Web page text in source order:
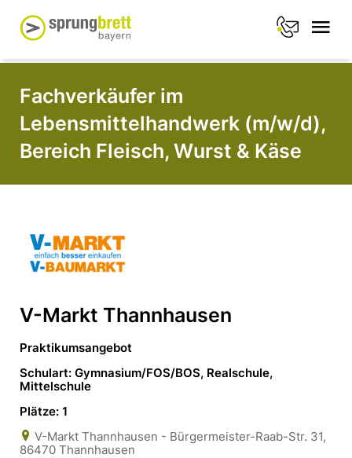
Fachverkäufer im
Lebensmittelhandwerk (m/w/d),
Bereich Fleisch, Wurst & Käse
V-Markt Thannhausen
Praktikumsangebot
Schulart: Gymnasium/FOS/BOS, Realschule,
Mittelschule
Plätze: 1
V-Markt Thannhausen - Bürgermeister-Raab-Str. 31,
86470 Thannhausen